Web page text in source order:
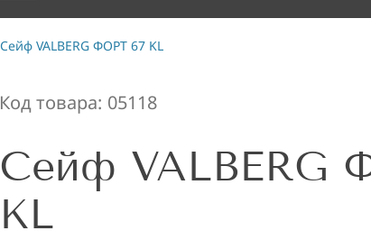
Сейф VALBERG ФОРТ 67 KL
Код товара: 05118
Сейф VALBERG
KL